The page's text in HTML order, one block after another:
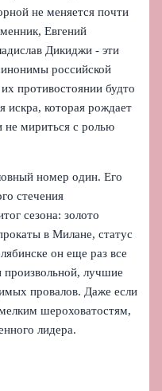
не меняется почти
Евгений
Дикиджи - эти
российской
противостоянии будто
искра, которая рождает
не мириться с ролью
номер один. Его
стечения
сезона: золото
в Милане, статус
он еще раз все
произвольной, лучшие
провалов. Даже если
шероховатостям,
лидера.